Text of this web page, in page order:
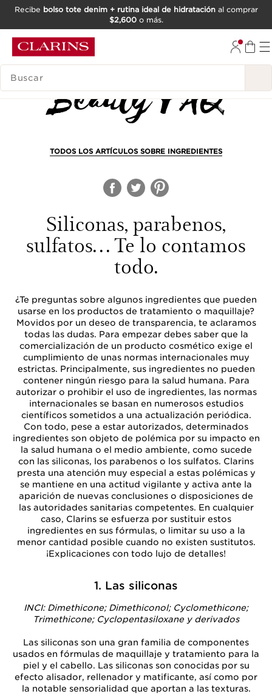
IR AL PIE DE PÁGINA
Recibe bolso tote denim + rutina ideal de hidrataciónal comprar
$2,600o más.
BUSCAR
TODOS LOS ARTÍCULOS SOBRE INGREDIENTES
Siliconas, parabenos,
sulfatos… Te lo contamos
todo.
¿Te preguntas sobre algunos ingredientes que pueden
usarse en los productos de tratamiento o maquillaje?
Movidos por un deseo de transparencia, te aclaramos
todas las dudas. Para empezar debes saber que la
comercialización de un producto cosmético exige el
cumplimiento de unas normas internacionales muy
estrictas. Principalmente, sus ingredientes no pueden
contener ningún riesgo para la salud humana. Para
autorizar o prohibir el uso de ingredientes, las normas
internacionales se basan en numerosos estudios
científicos sometidos a una actualización periódica.
Con todo, pese a estar autorizados, determinados
ingredientes son objeto de polémica por su impacto en
la salud humana o el medio ambiente, como sucede
con las siliconas, los parabenos o los sulfatos. Clarins
presta una atención muy especial a estas polémicas y
se mantiene en una actitud vigilante y activa ante la
aparición de nuevas conclusiones o disposiciones de
las autoridades sanitarias competentes. En cualquier
caso, Clarins se esfuerza por sustituir estos
ingredientes en sus fórmulas, o limitar su uso a la
menor cantidad posible cuando no existen sustitutos.
¡Explicaciones con todo lujo de detalles!
1. Las siliconas
INCI: Dimethicone; Dimethiconol; Cyclomethicone;
Trimethicone; Cyclopentasiloxane y derivados
Las siliconas son una gran familia de componentes
usados en fórmulas de maquillaje y tratamiento para la
piel y el cabello. Las siliconas son conocidas por su
efecto alisador, rellenador y matificante, así como por
la notable sensorialidad que aportan a las texturas.